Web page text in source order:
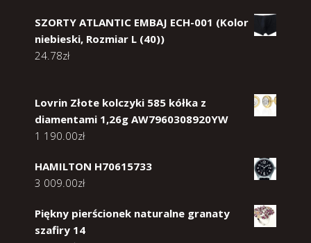
SZORTY ATLANTIC EMBAJ ECH-001 (Kolor
niebieski, Rozmiar L (40))
24.78zł
Lovrin Złote kolczyki 585 kółka z
diamentami 1,26g AW7960308920YW
1 190.00zł
HAMILTON H70615733
3 009.00zł
Piękny pierścionek naturalne granaty
szafiry 14